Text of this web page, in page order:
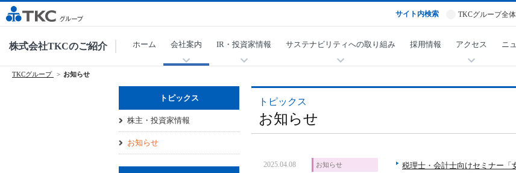
サイト内検索 TKCグループ全体
株式会社TKCのご紹介 ホーム 会社案内 IR・投資家情報 サステナビリティへの取り組み 採用情報 アクセス ニ
TKCグループ お知らせ
トピックス
お知らせ
2025.04.08 お知らせ
税理士・会計士向けセミナー「
トピックス
株主・投資家情報
お知らせ